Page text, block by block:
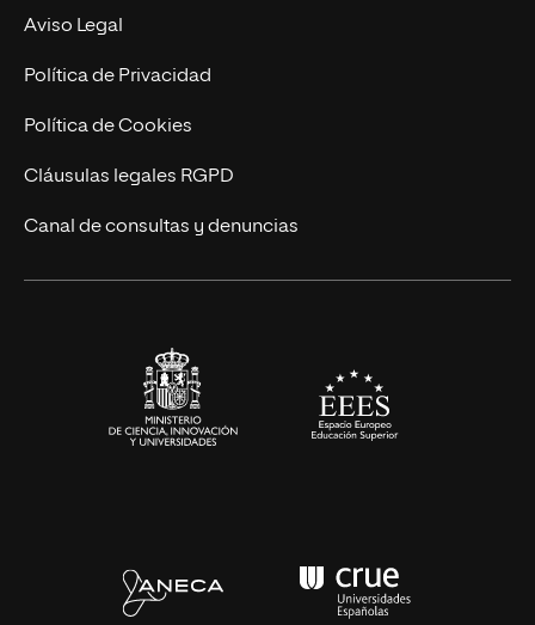
MBA
Marketing y Comunicación
Ingeniería
Diseño
Ciencias de la Salud
Contacto
Aviso Legal
Política de Privacidad
Política de Cookies
Cláusulas legales RGPD
Canal de consultas y denuncias